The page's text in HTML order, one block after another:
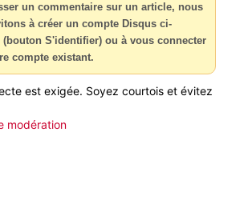
un commentaire sur un article, nous
à créer un compte Disqus ci-
(bouton S'identifier) ou à vous connecter
compte existant.
est exigée. Soyez courtois et évitez
modération